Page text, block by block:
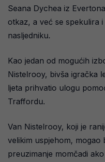
Seana Dychea iz
otkaz, a već se spekulira
nasljedniku.
Kao jedan od mogućih
Nistelrooy, bivša igračka
ljeta prihvatio ulogu
Traffordu.
Van Nistelrooy, koji je
velikim uspjehom, mogao
preuzimanje momčadi